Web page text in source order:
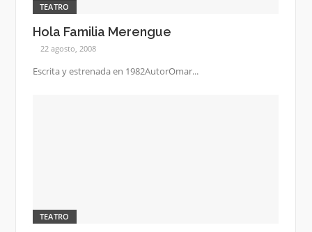
TEATRO
Hola Familia Merengue
22 agosto, 2008
Escrita y estrenada en 1982AutorOmar...
TEATRO